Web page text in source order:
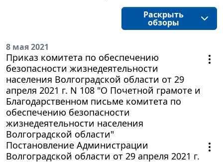
Раскрыть
обзоры
8 мая 2021
Приказ комитета по обеспечению
безопасности жизнедеятельности
населения Волгоградской области от 29
апреля 2021 г. N 108 "О Почетной грамоте и
Благодарственном письме комитета по
обеспечению безопасности
жизнедеятельности населения
Волгоградской области"
Постановление Администрации
Волгоградской области от 29 апреля 2021 г.